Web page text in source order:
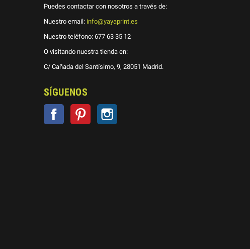
Puedes contactar con nosotros a través de:
Nuestro email: info@yayaprint.es
Nuestro teléfono: 677 63 35 12
O visitando nuestra tienda en:
C/ Cañada del Santísimo, 9, 28051 Madrid.
SÍGUENOS
Facebook Pinterest